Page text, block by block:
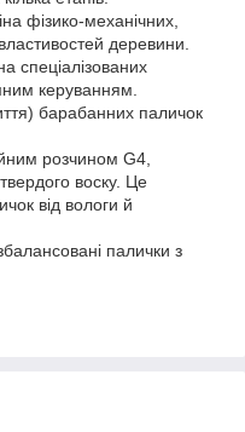
фізико-механічних,
деревини.
спеціалізованих
керуванням.
барабанних паличок
розчином G4,
воску. Це
від вологи й
палички з